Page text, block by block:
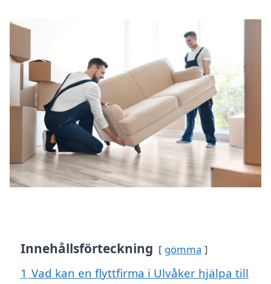
Innehållsförteckning gömma
1 Vad kan en flyttfirma i Ulvåker hjälpa till